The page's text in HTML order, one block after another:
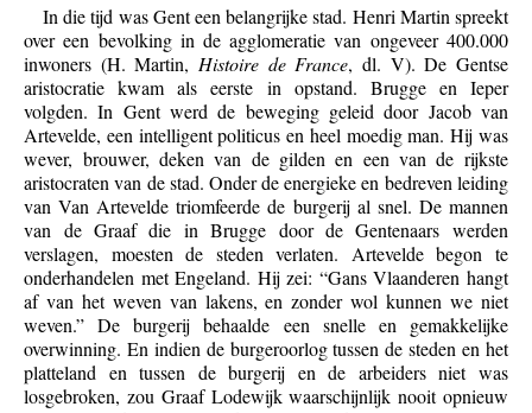
In die tijd was Gent een belangrijke stad. Henri Martin spreekt
over een bevolking in de agglomeratie van ongeveer 400.000
inwoners (H. Martin,Histoire de France, dl. V). De Gentse
aristocratie kwam als eerste in opstand. Brugge en Ieper
volgden. In Gent werd de beweging geleid door Jacob van
Artevelde, een intelligent politicus en heel moedig man. Hij was
wever, brouwer, deken van de gilden en een van de rijkste
aristocraten van de stad. Onder de energieke en bedreven leiding
van Van Artevelde triomfeerde de burgerij al snel. De mannen
van de Graaf die in Brugge door de Gentenaars werden
verslagen, moesten de steden verlaten. Artevelde begon te
onderhandelen met Engeland. Hij zei: “Gans Vlaanderen hangt
af van het weven van lakens, en zonder wol kunnen we niet
weven.” De burgerij behaalde een snelle en gemakkelijke
overwinning. En indien de burgeroorlog tussen de steden en het
platteland en tussen de burgerij en de arbeiders niet was
losgebroken, zou Graaf Lodewijk waarschijnlijk nooit opnieuw